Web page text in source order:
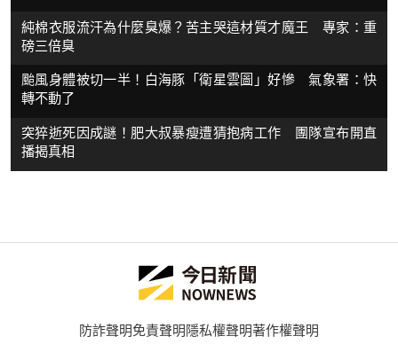
純棉衣服流汗為什麼臭爆？苦主哭這材質才魔王 專家：重
磅三倍臭
颱風身體被切一半！白海豚「衛星雲圖」好慘 氣象署：快
轉不動了
突猝逝死因成謎！肥大叔暴瘦遭猜抱病工作 團隊宣布開直
播揭真相
防詐聲明免責聲明隱私權聲明著作權聲明